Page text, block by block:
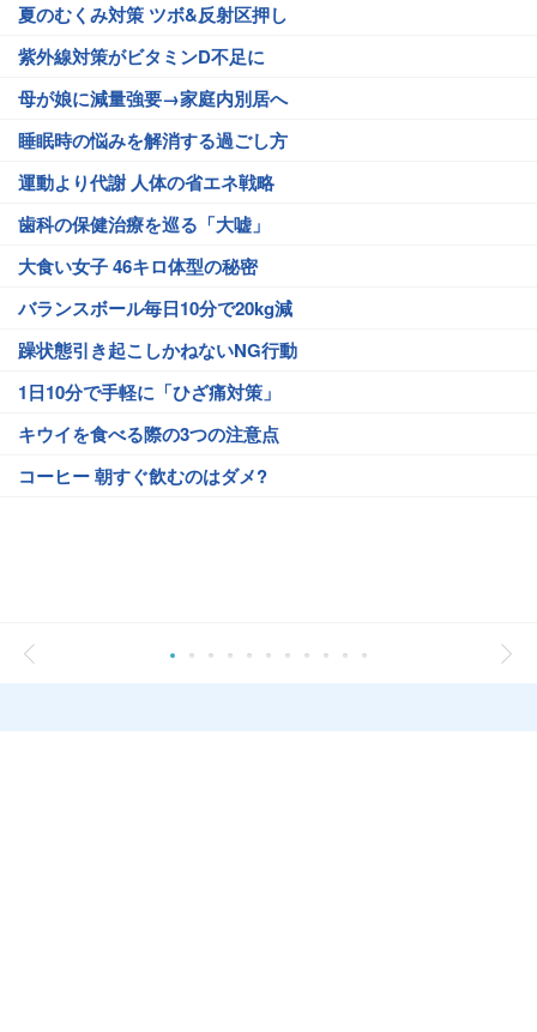
夏のむくみ対策 ツボ&反射区押し
紫外線対策がビタミンD不足に
母が娘に減量強要→家庭内別居へ
睡眠時の悩みを解消する過ごし方
運動より代謝 人体の省エネ戦略
歯科の保健治療を巡る「大嘘」
大食い女子 46キロ体型の秘密
バランスボール毎日10分で20kg減
躁状態引き起こしかねないNG行動
1日10分で手軽に「ひざ痛対策」
キウイを食べる際の3つの注意点
コーヒー 朝すぐ飲むのはダメ?